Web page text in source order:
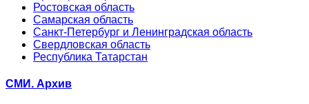
Ростовская область
Самарская область
Санкт-Петербург и Ленинградская область
Свердловская область
Республика Татарстан
СМИ. Архив